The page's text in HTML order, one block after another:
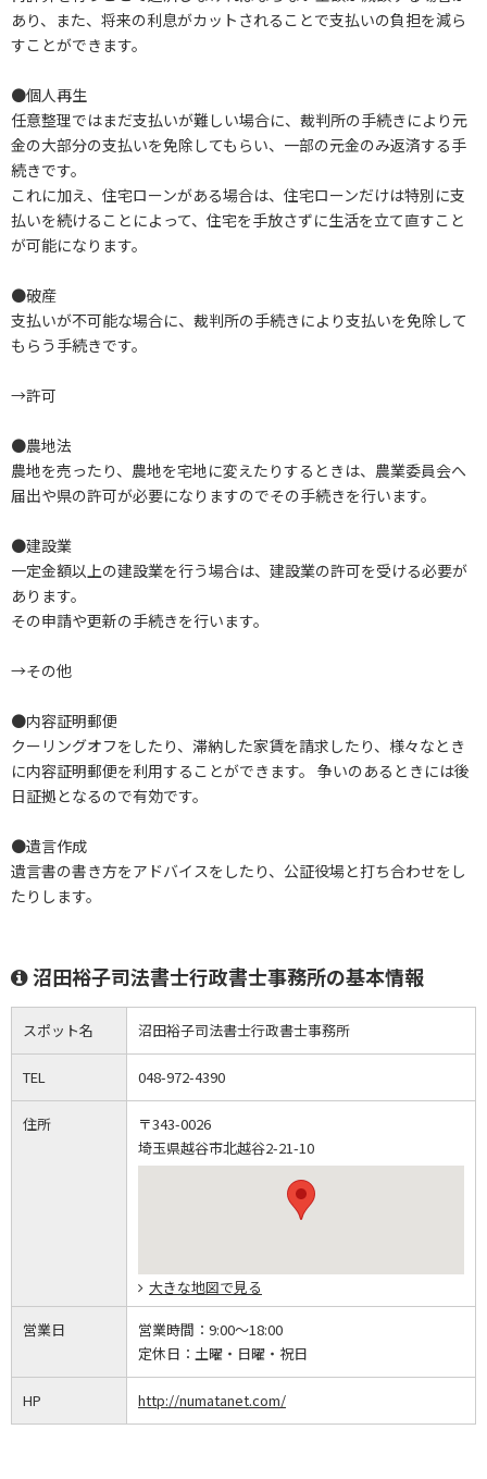
あり、また、将来の利息がカットされることで支払いの負担を減ら
すことができます。
●個人再生
任意整理ではまだ支払いが難しい場合に、裁判所の手続きにより元
金の大部分の支払いを免除してもらい、一部の元金のみ返済する手
続きです。
これに加え、住宅ローンがある場合は、住宅ローンだけは特別に支
払いを続けることによって、住宅を手放さずに生活を立て直すこと
が可能になります。
●破産
支払いが不可能な場合に、裁判所の手続きにより支払いを免除して
もらう手続きです。
→許可
●農地法
農地を売ったり、農地を宅地に変えたりするときは、農業委員会へ
届出や県の許可が必要になりますのでその手続きを行います。
●建設業
一定金額以上の建設業を行う場合は、建設業の許可を受ける必要が
あります。
その申請や更新の手続きを行います。
→その他
●内容証明郵便
クーリングオフをしたり、滞納した家賃を請求したり、様々なとき
に内容証明郵便を利用することができます。 争いのあるときには後
日証拠となるので有効です。
●遺言作成
遺言書の書き方をアドバイスをしたり、公証役場と打ち合わせをし
たりします。
沼田裕子司法書士行政書士事務所の基本情報
スポット名 沼田裕子司法書士行政書士事務所
TEL 048-972-4390
住所
〒343-0026
埼玉県越谷市北越谷2-21-10
大きな地図で見る
営業日 営業時間： 9:00～18:00
定休日： 土曜・日曜・祝日
HP http://numatanet.com/